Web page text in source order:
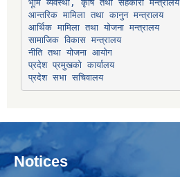
भूमि व्यवस्था, कृषि तथा सहकारी मन्त्रालय
आन्तरिक मामिला तथा कानुन मन्त्रालय
आर्थिक मामिला तथा योजना मन्त्रालय
सामाजिक विकास मन्त्रालय
नीति तथा योजना आयोग
प्रदेश प्रमुखको कार्यालय
प्रदेश सभा सचिवालय
Notices